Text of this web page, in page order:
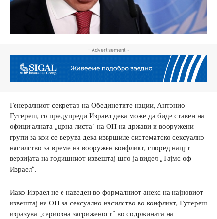
- Advertisement -
Генералниот секретар на Обединетите нации, Антонио
Гутереш, го предупреди Израел дека може да биде ставен на
официјалната „црна листа“ на ОН на држави и вооружени
групи за кои се верува дека извршиле систематско сексуално
насилство за време на вооружен конфликт, според нацрт-
верзијата на годишниот извештај што ја видел „Тајмс оф
Израел“.
Иако Израел не е наведен во формалниот анекс на најновиот
извештај на ОН за сексуално насилство во конфликт, Гутереш
изразува „сериозна загриженост“ во содржината на